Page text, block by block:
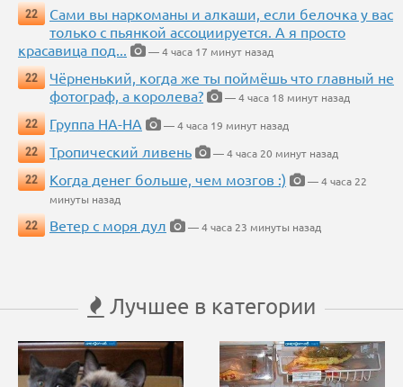
22
Сами вы наркоманы и алкаши, если белочка у вас
только с пьянкой ассоциируется. А я просто
красавица под...
— 4 часа 17 минут назад
22
Чёрненький, когда же ты поймёшь что главный не
фотограф, а королева?
— 4 часа 18 минут назад
22
Группа НА-НА
— 4 часа 19 минут назад
22
Тропический ливень
— 4 часа 20 минут назад
22
Когда денег больше, чем мозгов :)
— 4 часа 22
минуты назад
22
Ветер с моря дул — 4 часа 23 минуты назад
Лучшее в категории